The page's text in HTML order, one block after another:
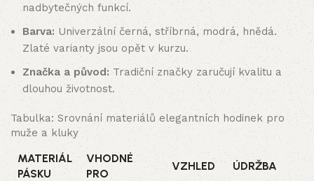
nadbytečných funkcí.
Barva: Univerzální černá, stříbrná, modrá, hnědá.
Zlaté varianty jsou opět v kurzu.
Značka a původ:Tradiční značky zaručují kvalitu a
dlouhou životnost.
Tabulka: Srovnání materiálů elegantních hodinek pro
muže a kluky
MATERIÁL
PÁSKU
VHODNÉ
PRO
VZHLED ÚDRŽBA